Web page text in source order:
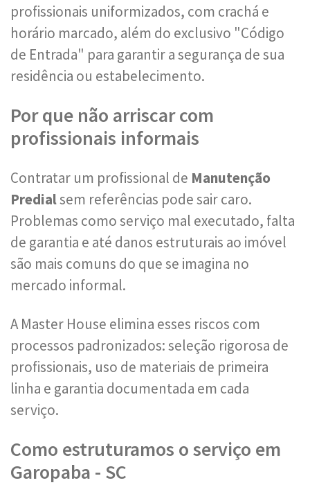
profissionais uniformizados, com crachá e
horário marcado, além do exclusivo "Código
de Entrada" para garantir a segurança de sua
residência ou estabelecimento.
Por que não arriscar com
profissionais informais
Contratar um profissional de Manutenção
Predialsem referências pode sair caro.
Problemas como serviço mal executado, falta
de garantia e até danos estruturais ao imóvel
são mais comuns do que se imagina no
mercado informal.
A Master House elimina esses riscos com
processos padronizados: seleção rigorosa de
profissionais, uso de materiais de primeira
linha e garantia documentada em cada
serviço.
Como estruturamos o serviço em
Garopaba - SC